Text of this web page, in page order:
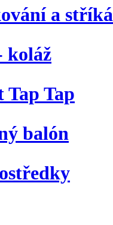
a
koláž
Tap Tap
balón